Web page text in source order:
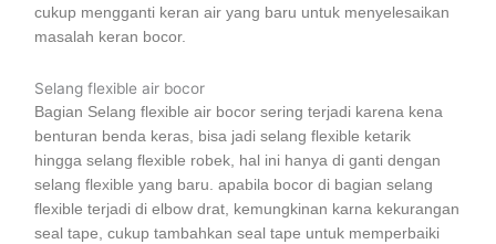
cukup mengganti keran air yang baru untuk menyelesaikan
masalah keran bocor.
Selang flexible air bocor
Bagian Selang flexible air bocor sering terjadi karena kena
benturan benda keras, bisa jadi selang flexible ketarik
hingga selang flexible robek, hal ini hanya di ganti dengan
selang flexible yang baru. apabila bocor di bagian selang
flexible terjadi di elbow drat, kemungkinan karna kekurangan
seal tape, cukup tambahkan seal tape untuk memperbaiki